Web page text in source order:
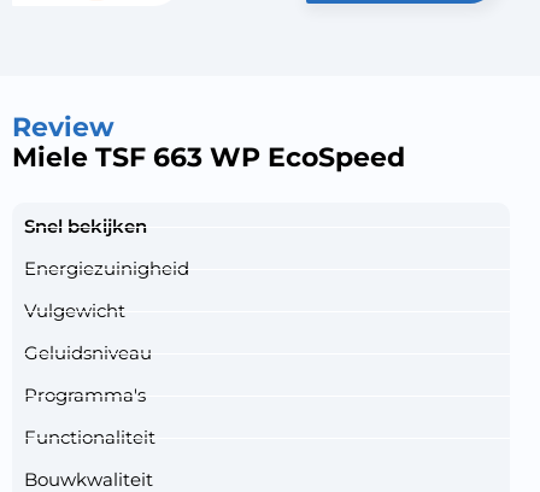
Review
Miele TSF 663 WP EcoSpeed
Snel bekijken
Energiezuinigheid
Vulgewicht
Geluidsniveau
Programma's
Functionaliteit
Bouwkwaliteit